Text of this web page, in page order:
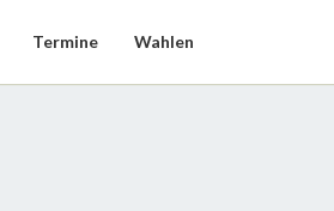
Termine Wahlen